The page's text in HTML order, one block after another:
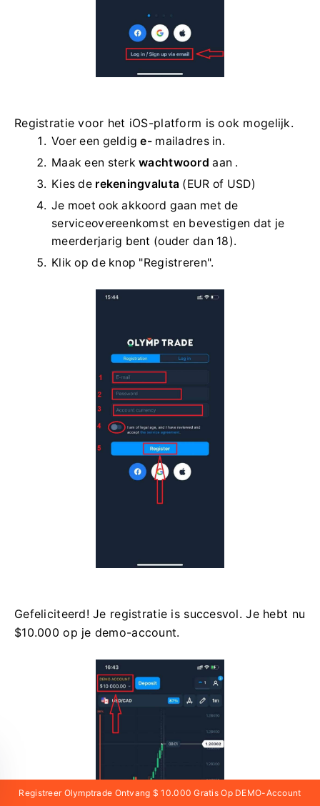
Registratie voor het iOS-platform is ook mogelijk.
Voer een geldige- mailadres in.
Maak een sterkwachtwoord aan .
Kies de rekeningvaluta (EUR of USD)
Je moet ook akkoord gaan met de
serviceovereenkomst en bevestigen dat je
meerderjarig bent (ouder dan 18).
Klik op de knop "Registreren".
Gefeliciteerd! Je registratie is succesvol. Je hebt nu
$10.000 op je demo-account.
Registreer Olymptrade Ontvang $ 10.000 Gratis Op DEMO-Account